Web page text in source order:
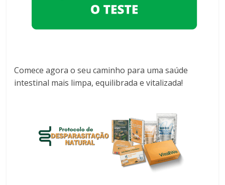
Comece agora o seu caminho para uma saúde
intestinal mais limpa, equilibrada e vitalizada!